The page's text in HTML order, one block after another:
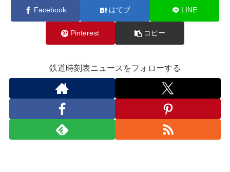
Facebook はてブ LINE
Pinterest コピー
鉄道時刻表ニュースをフォローする